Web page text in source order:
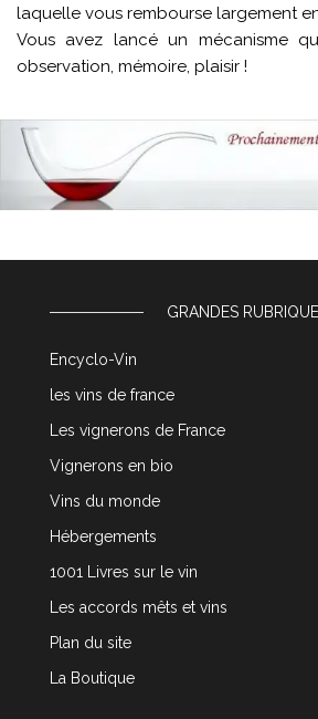
laquelle vous rembourse largement
Vous avez lancé un mécanisme
observation, mémoire, plaisir !
GRANDES
Encyclo-Vin
les vins de france
Les vignerons de France
Vignerons en bio
Vins du monde
Hébergements
1001 Livres sur le vin
Les accords mêts et vins
Plan du site
La Boutique